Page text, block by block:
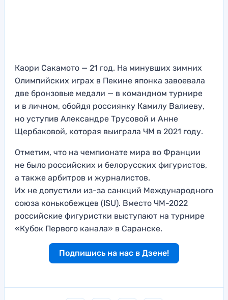
Каори Сакамото — 21 год. На минувших зимних
Олимпийских играх в Пекине японка завоевала
две бронзовые медали — в командном турнире
и в личном, обойдя россиянку Камилу Валиеву,
но уступив Александре Трусовой и Анне
Щербаковой, которая выиграла ЧМ в 2021 году.
Отметим, что на чемпионате мира во Франции
не было российских и белорусских фигуристов,
а также арбитров и журналистов.
Их не допустили из-за санкций Международного
союза конькобежцев (ISU). Вместо ЧМ-2022
российские фигуристки выступают на турнире
«Кубок Первого канала» в Саранске.
Подпишись на нас в Дзене!